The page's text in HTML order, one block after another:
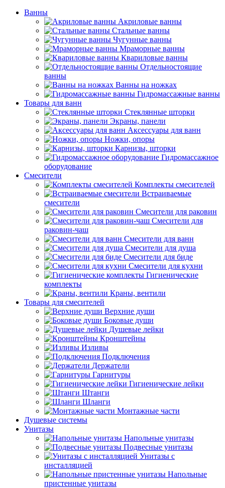
Ванны
Акриловые ванны
Стальные ванны
Чугунные ванны
Мраморные ванны
Квариловые ванны
Отдельностоящие
ванны
Ванны на ножках
Гидромассажные ванны
Товары для ванн
Стеклянные шторки
Экраны, панели
Аксессуары для ванн
Ножки, опоры
Карнизы, шторки
Гидромассажное
оборудование
Смесители
Комплекты смесителей
Встраиваемые
смесители
Смесители для раковин
Смесители для
раковин-чаш
Смесители для ванн
Смесители для душа
Смесители для биде
Смесители для кухни
Гигиенические
комплекты
Краны, вентили
Товары для смесителей
Верхние души
Боковые души
Душевые лейки
Кронштейны
Изливы
Подключения
Держатели
Гарнитуры
Гигиенические лейки
Штанги
Шланги
Монтажные части
Душевые системы
Унитазы
Напольные унитазы
Подвесные унитазы
Унитазы с
инсталляцией
Напольные
пристенные унитазы